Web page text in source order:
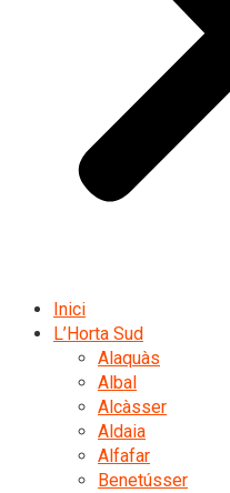
Inici
L’Horta Sud
Alaquàs
Albal
Alcàsser
Aldaia
Alfafar
Benetússer